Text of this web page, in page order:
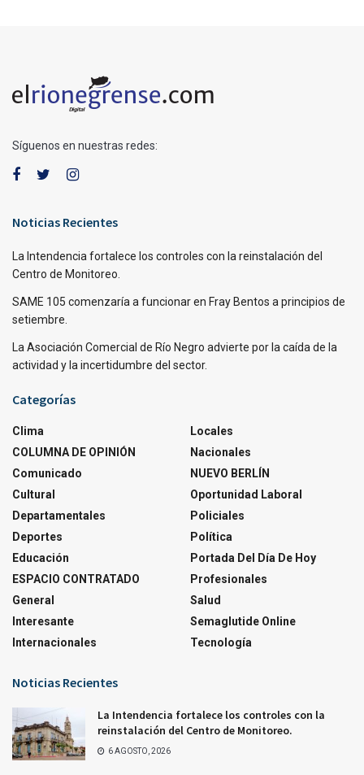
Síguenos en nuestras redes:
Noticias Recientes
La Intendencia fortalece los controles con la reinstalación del
Centro de Monitoreo.
SAME 105 comenzaría a funcionar en Fray Bentos a principios de
setiembre.
La Asociación Comercial de Río Negro advierte por la caída de la
actividad y la incertidumbre del sector.
Categorías
Clima
COLUMNA DE OPINIÓN
Comunicado
Cultural
Departamentales
Deportes
Educación
ESPACIO CONTRATADO
General
Interesante
Internacionales
Locales
Nacionales
NUEVO BERLÍN
Oportunidad Laboral
Policiales
Política
Portada Del Día De Hoy
Profesionales
Salud
Semaglutide Online
Tecnología
Noticias Recientes
La Intendencia fortalece los controles con la
reinstalación del Centro de Monitoreo.
6 AGOSTO, 2026